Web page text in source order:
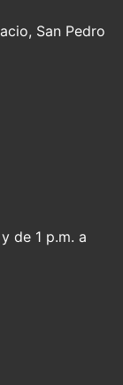
San Pedro
de 1 p.m. a